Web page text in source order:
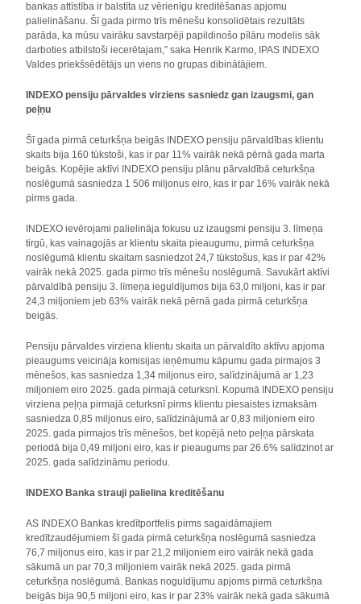
bankas attīstība ir balstīta uz vērienīgu kreditēšanas apjomu
palielināšanu. Šī gada pirmo trīs mēnešu konsolidētais rezultāts
parāda, ka mūsu vairāku savstarpēji papildinošo pīlāru modelis sāk
darboties atbilstoši iecerētajam,” saka Henrik Karmo, IPAS INDEXO
Valdes priekšsēdētājs un viens no grupas dibinātājiem.
INDEXO pensiju pārvaldes virziens sasniedz gan izaugsmi, gan
peļņu
Šī gada pirmā ceturkšņa beigās INDEXO pensiju pārvaldības klientu
skaits bija 160 tūkstoši, kas ir par 11% vairāk nekā pērnā gada marta
beigās. Kopējie aktīvi INDEXO pensiju plānu pārvaldībā ceturkšņa
noslēgumā sasniedza 1 506 miljonus eiro, kas ir par 16% vairāk nekā
pirms gada.
INDEXO ievērojami palielināja fokusu uz izaugsmi pensiju 3. līmeņa
tirgū, kas vainagojās ar klientu skaita pieaugumu, pirmā ceturkšņa
noslēgumā klientu skaitam sasniedzot 24,7 tūkstošus, kas ir par 42%
vairāk nekā 2025. gada pirmo trīs mēnešu noslēgumā. Savukārt aktīvi
pārvaldībā pensiju 3. līmeņa ieguldījumos bija 63,0 miljoni, kas ir par
24,3 miljoniem jeb 63% vairāk nekā pērnā gada pirmā ceturkšņa
beigās.
Pensiju pārvaldes virziena klientu skaita un pārvaldīto aktīvu apjoma
pieaugums veicināja komisijas ieņēmumu kāpumu gada pirmajos 3
mēnešos, kas sasniedza 1,34 miljonus eiro, salīdzinājumā ar 1,23
miljoniem eiro 2025. gada pirmajā ceturksnī. Kopumā INDEXO pensiju
virziena peļņa pirmajā ceturksnī pirms klientu piesaistes izmaksām
sasniedza 0,85 miljonus eiro, salīdzinājumā ar 0,83 miljoniem eiro
2025. gada pirmajos trīs mēnešos, bet kopējā neto peļņa pārskata
periodā bija 0,49 miljoni eiro, kas ir pieaugums par 26.6% salīdzinot ar
2025. gada salīdzināmu periodu.
INDEXO Banka strauji palielina kreditēšanu
AS INDEXO Bankas kredītportfelis pirms sagaidāmajiem
kredītzaudējumiem šī gada pirmā ceturkšņa noslēgumā sasniedza
76,7 miljonus eiro, kas ir par 21,2 miljoniem eiro vairāk nekā gada
sākumā un par 70,3 miljoniem vairāk nekā 2025. gada pirmā
ceturkšņa noslēgumā. Bankas noguldījumu apjoms pirmā ceturkšņa
beigās bija 90,5 miljoni eiro, kas ir par 23% vairāk nekā gada sākumā